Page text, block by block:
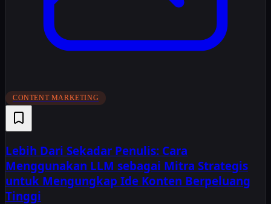
CONTENT MARKETING
Lebih Dari Sekadar Penulis: Cara
Menggunakan LLM sebagai Mitra Strategis
untuk Mengungkap Ide Konten Berpeluang
Tinggi